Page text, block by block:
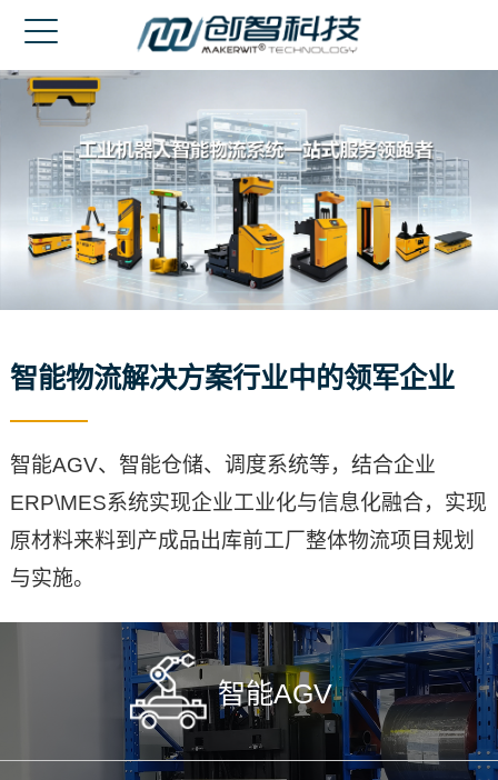
网站首页
走进创智
产品中心
成功案例
联系我们
智能物流解决方案行业中的领军企业
智能AGV、智能仓储、调度系统等，结合企业
ERP\MES系统实现企业工业化与信息化融合，实现
原材料来料到产成品出库前工厂整体物流项目规划
与实施。
智能AGV